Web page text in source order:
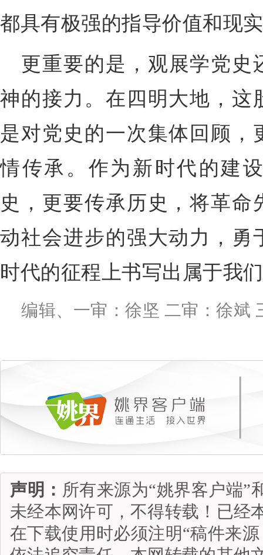
都具有极强的指导价值和现
更重要的是，观展学党史
神的接力。在四明大地，这
是对党史的一次集体回顾，
情传承。作为新时代的建
史，更要传承历史，将革
动社会进步的强大动力，勇
时代的征程上书写出属于我
编辑、一审：徐坚 二审：徐斌
声明： 所有来源为“姚界客户端”
未经本网许可，不得转载！已经
在下载使用时必须注明“稿件来